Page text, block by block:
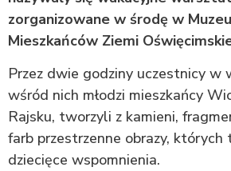
zorganizowane w środę w
Mieszkańców Ziemi
Przez dwie godziny uczestnicy
wśród nich młodzi mieszkańcy
Rajsku, tworzyli z kamieni,
farb przestrzenne obrazy, których
dziecięce wspomnienia.